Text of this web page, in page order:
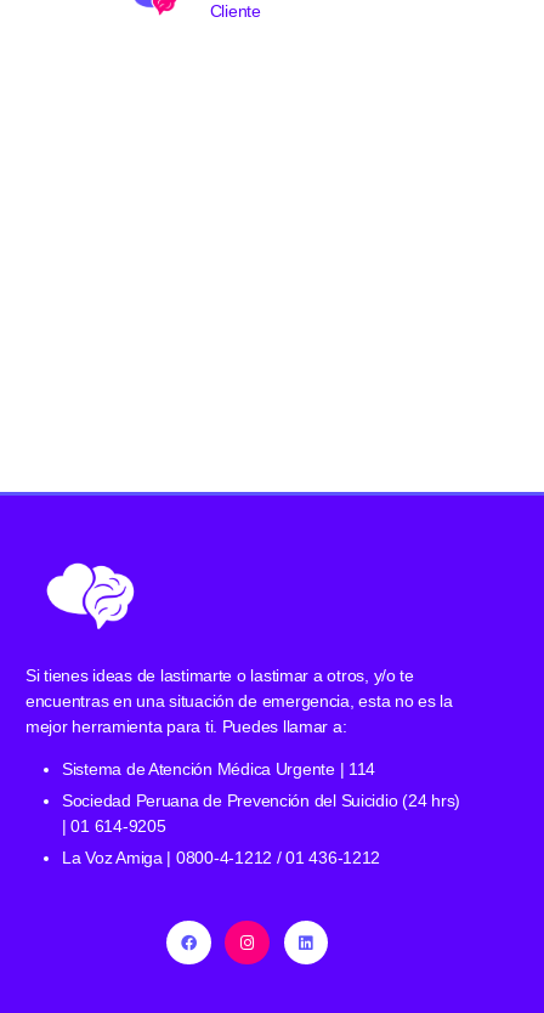
Cliente
Si tienes ideas de lastimarte o lastimar a otros, y/o te
encuentras en una situación de emergencia, esta no es la
mejor herramienta para ti. Puedes llamar a:
Sistema de Atención Médica Urgente | 114
Sociedad Peruana de Prevención del Suicidio (24 hrs)
| 01 614-9205
La Voz Amiga | 0800-4-1212 / 01 436-1212